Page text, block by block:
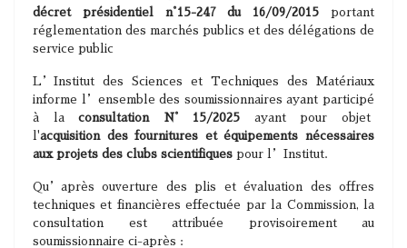
décret présidentiel n°15-247 du 16/09/2015 portant
réglementation des marchés publics et des délégations de
service public
L’Institut des Sciences et Techniques des Matériaux
informe l’ensemble des soumissionnaires ayant participé
à laconsultation N° 15/2025 ayant pour objet
l'acquisition des fournitures et équipements nécessaires
aux projets des clubs scientifiques pour l’Institut.
Qu’après ouverture des plis et évaluation des offres
techniques et financières effectuée par la Commission, la
consultation est attribuée provisoirement au
soumissionnaire ci-après :